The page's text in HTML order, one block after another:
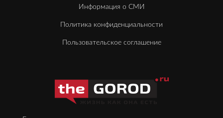
Информация о СМИ
Политика конфиденциальности
Пользовательское соглашение